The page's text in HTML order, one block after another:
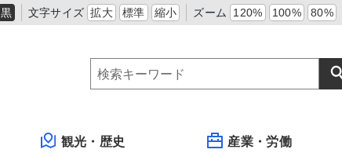
黒 文字サイズ 拡大 標準 縮小 ズーム 120% 100% 80%
観光・歴史 産業・労働